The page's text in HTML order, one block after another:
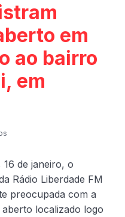
em
ao bairro
em
de janeiro, o
Rádio Liberdade FM
preocupada com a
localizado logo